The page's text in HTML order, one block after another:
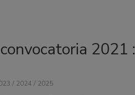
2021 :
/ 2024 / 2025